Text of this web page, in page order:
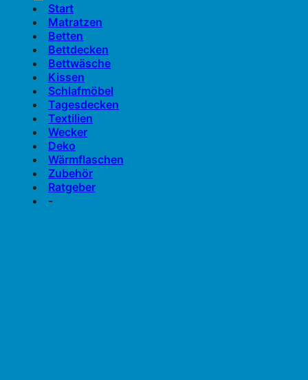
Start
Matratzen
Betten
Bettdecken
Bettwäsche
Kissen
Schlafmöbel
Tagesdecken
Textilien
Wecker
Deko
Wärmflaschen
Zubehör
Ratgeber
-